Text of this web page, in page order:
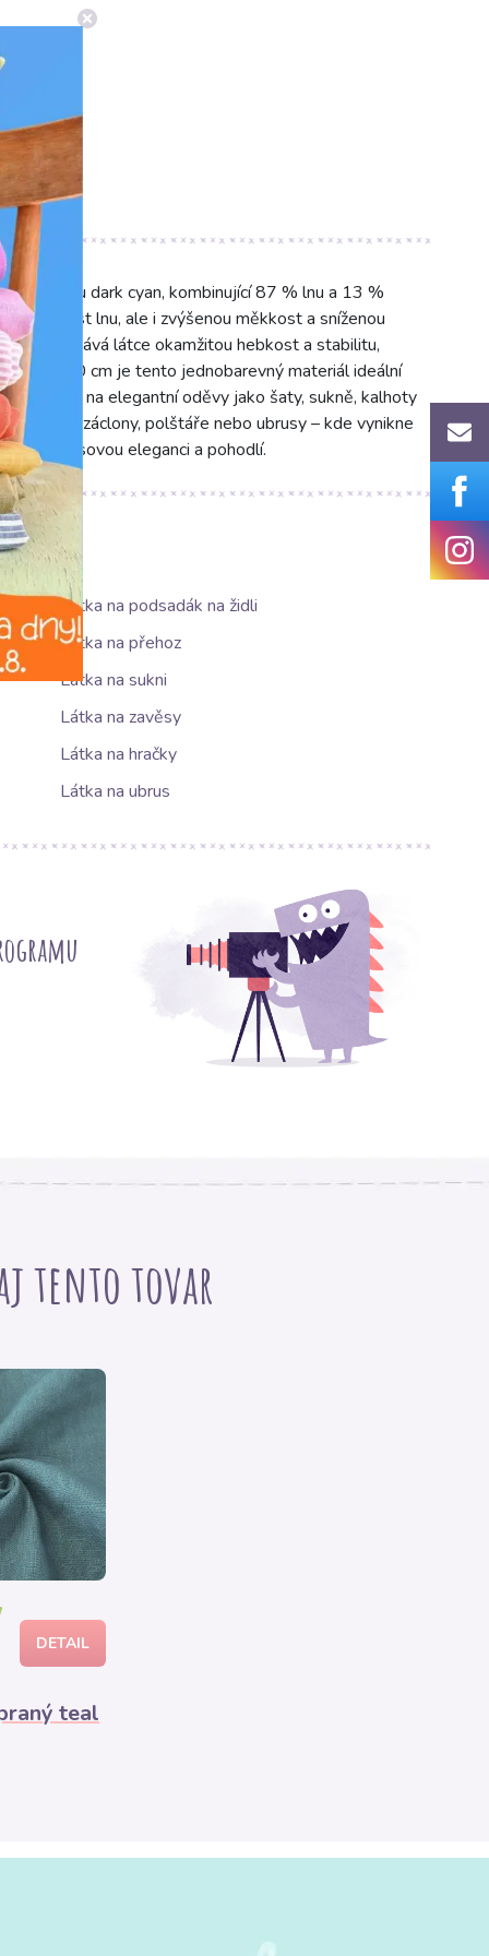
odstínu dark cyan, kombinující 87 % lnu a 13 %
lnu, ale i zvýšenou měkkost a sníženou
dodává látce okamžitou hebkost a stabilitu,
a šíří 140 cm je tento jednobarevný materiál ideální
vhodný na elegantní oděvy jako šaty, sukně, kalhoty
– záclony, polštáře nebo ubrusy – kde vynikne
nadčasovou eleganci a pohodlí.
Látka na podsadák na židli
Látka na přehoz
Látka na sukni
Látka na zavěsy
Látka na hračky
Látka na ubrus
tento tovar
DETAIL
teal